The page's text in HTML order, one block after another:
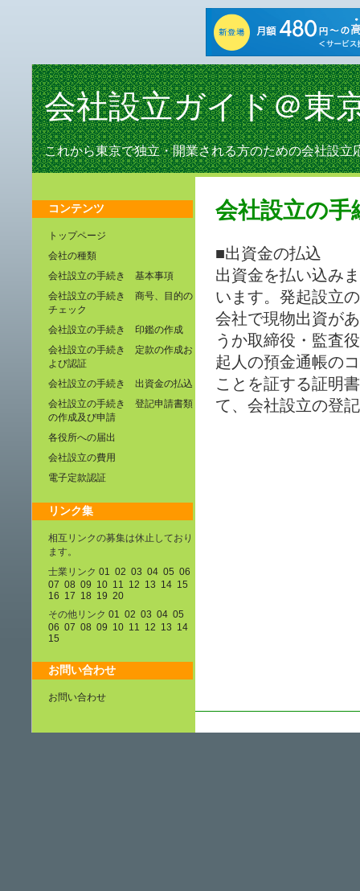
会社設立ガイド＠東
これから東京で独立・開業される方のための会社設立
会社設立の
■出資金の払込
出資金を払い込み
います。発起設立
会社で現物出資が
うか取締役・監査
起人の預金通帳の
ことを証する証明
て、会社設立の登
コンテンツ
トップページ
会社の種類
会社設立の手続き 基本事項
会社設立の手続き 商号、目的の
チェック
会社設立の手続き 印鑑の作成
会社設立の手続き 定款の作成お
よび認証
会社設立の手続き 出資金の払込
会社設立の手続き 登記申請書類
の作成及び申請
各役所への届出
会社設立の費用
電子定款認証
リンク集
相互リンクの募集は休止しており
ます。
士業リンク 01 02 03 04 05 06
07 08 09 10 11 12 13 14 15
16 17 18 19 20
その他リンク 01 02 03 04 05
06 07 08 09 10 11 12 13 14
15
お問い合わせ
お問い合わせ